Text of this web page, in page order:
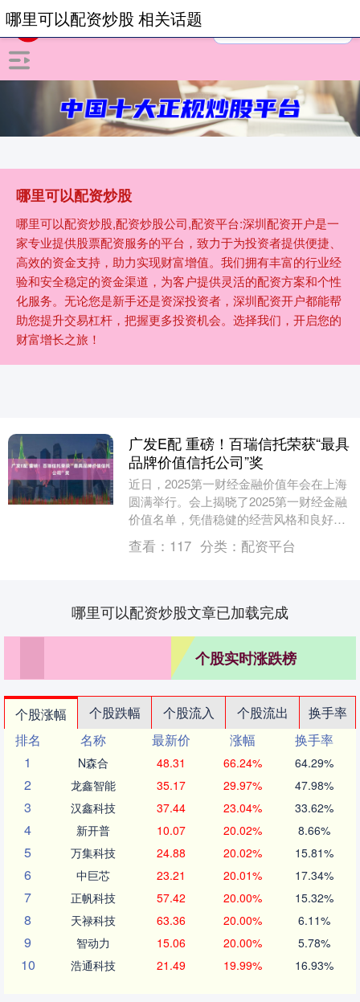
哪里可以配资炒股
哪里可以配资炒股,配资炒股公司,配资平台:深圳配资开户是一
家专业提供股票配资服务的平台，致力于为投资者提供便捷、
高效的资金支持，助力实现财富增值。我们拥有丰富的行业经
验和安全稳定的资金渠道，为客户提供灵活的配资方案和个性
化服务。无论您是新手还是资深投资者，深圳配资开户都能帮
助您提升交易杠杆，把握更多投资机会。选择我们，开启您的
财富增长之旅！
哪里可以配资炒股 相关话题
广发E配 重磅！百瑞信托荣获“最具
品牌价值信托公司”奖
近日，2025第一财经金融价值年会在上海
圆满举行。会上揭晓了2025第一财经金融
价值名单，凭借稳健的经营风格和良好的
市场声誉，百瑞信托荣获最具品牌价值信
托公司奖....
查看： 117 分类： 配资平台
哪里可以配资炒股文章已加载完成
个股实时涨跌榜
个股涨幅 个股跌幅 个股流入 个股流出
换手率
排名
名称 最新价 涨幅
换手率
1
N森合 48.31 66.24% 64.29%
2 龙鑫智能 35.17 29.97% 47.98%
3 汉鑫科技 37.44 23.04% 33.62%
4 新开普 10.07 20.02% 8.66%
5 万集科技 24.88 20.02% 15.81%
6 中巨芯 23.21 20.01% 17.34%
7 正帆科技 57.42 20.00% 15.32%
8 天禄科技 63.36 20.00% 6.11%
9 智动力 15.06 20.00% 5.78%
10 浩通科技 21.49 19.99% 16.93%